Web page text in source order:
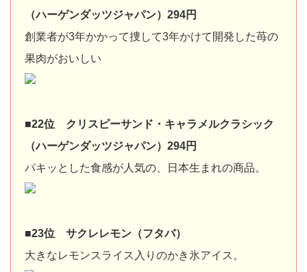
（ハーゲンダッツジャパン）294円
創業者が3年かかって捜して3年かけて開発した苺の
果肉がおいしい
■22位 クリスピーサンド・キャラメルクラシック
（ハーゲンダッツジャパン）294円
パキッとした食感が人気の、日本生まれの商品。
■23位 サクレレモン（フタバ）
大きなレモンスライス入りのかき氷アイス。